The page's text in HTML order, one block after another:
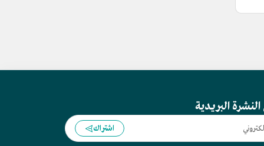
البريدية
اشتراك